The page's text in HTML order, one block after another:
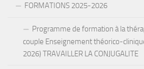
FORMATIONS 2025-2026
Programme de formation à la
couple Enseignement théorico-
2026) TRAVAILLER LA CONJUGALITE